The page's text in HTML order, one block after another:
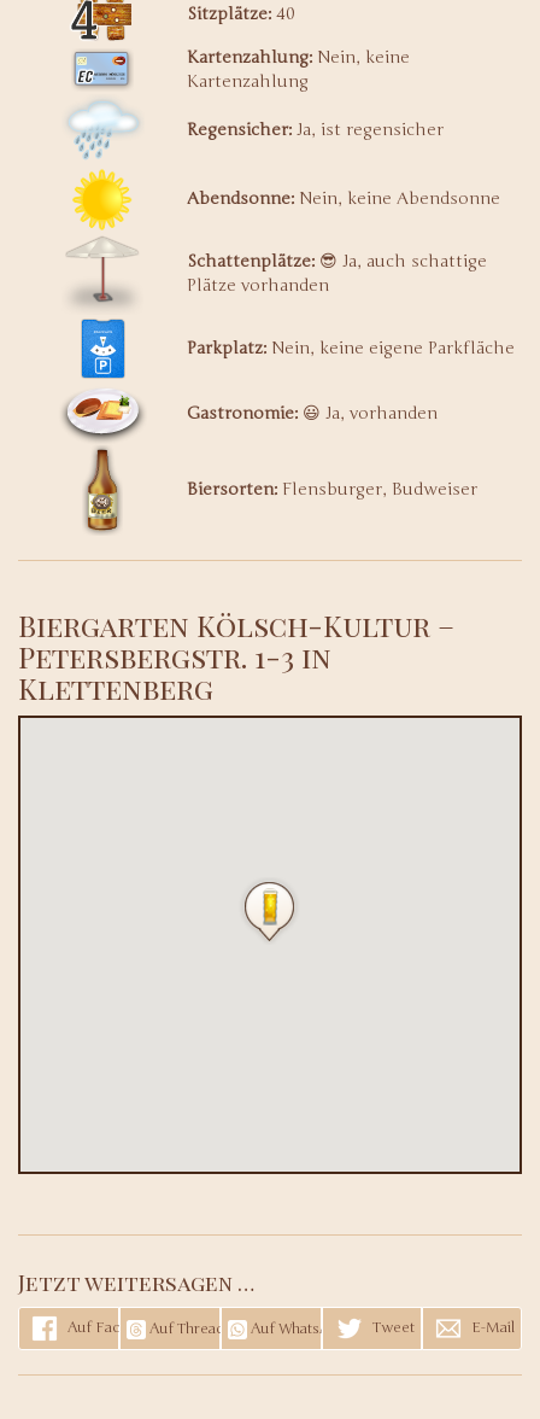
Sitzplätze: 40
Kartenzahlung: Nein, keine
Kartenzahlung
Regensicher: Ja, ist regensicher
Abendsonne: Nein, keine Abendsonne
Schattenplätze: 😎 Ja, auch schattige
Plätze vorhanden
Parkplatz: Nein, keine eigene Parkfläche
Gastronomie: 😃 Ja, vorhanden
Biersorten: Flensburger, Budweiser
Biergarten Kölsch-Kultur –
Petersbergstr. 1-3 in
Klettenberg
Jetzt weitersagen …
Auf Facebook teilenAuf Threads teilenAuf WhatsApp teilenTweet E-Mail